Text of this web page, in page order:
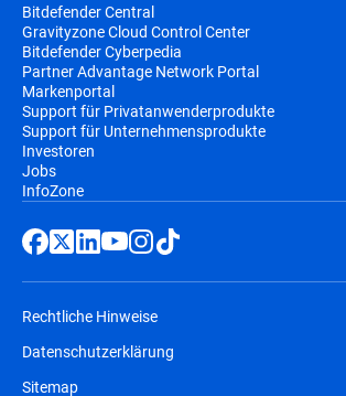
Bitdefender Central
Gravityzone Cloud Control Center
Bitdefender Cyberpedia
Partner Advantage Network Portal
Markenportal
Support für Privatanwenderprodukte
Support für Unternehmensprodukte
Investoren
Jobs
InfoZone
Rechtliche Hinweise
Datenschutzerklärung
Sitemap